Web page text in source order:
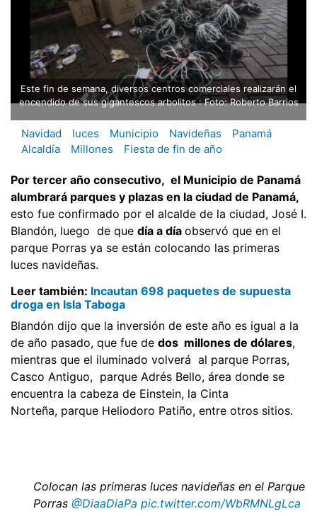
Este fin de semana, diversos centros comerciales realizarán el
encendido de sus gigantescos arbolitos : Foto: Roberto Barrios
Navidad luces Municipio Navideñas
Panamá
Alcaldía
Millones Fiesta de fin de año
Por tercer año consecutivo, el Municipio de Panamá
alumbrará parques y plazas en la ciudad de Panamá,
esto fue confirmado por el alcalde de la ciudad, José I.
Blandón, luego de que día a día observó que en el
parque Porras ya se están colocando las primeras
luces navideñas.
Leer también: Incautan 698 paquetes de supuesta
droga en Isla Taboga
Blandón dijo que la inversión de este año es igual a la
de año pasado, que fue de dos millones de dólares,
mientras que el iluminado volverá al parque Porras,
Casco Antiguo, parque Adrés Bello, área donde se
encuentra la cabeza de Einstein, la Cinta
Norteña, parque Heliodoro Patiño, entre otros sitios.
Colocan las primeras luces navideñas en el Parque
Porras @DiaaDiaPa pic.twitter.com/WbRMNLgLca